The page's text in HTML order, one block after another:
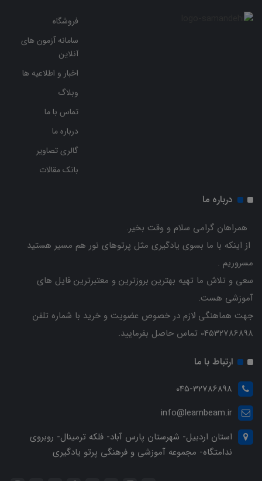
فروشگاه
سامانه آزمون های
آنلاین
اخبار و اطلاعیه ها
وبلاگ
تماس با ما
درباره ما
گالری تصاویر
بانک مقالات
درباره ما
همراهان گرامی سلام و وقت بخیر.
از اینکه با ما بسوی یادگیری مثل پرتوهای نور هم مسیر هستید
مسروریم .
سعی و تلاش ما تهیه بهترین بروزترین و معتبرترین فایل های
آموزشی هست.
جهت هماهنگی لازم در خصوص عضویت و خرید با شماره تلفن
04532786898 تماس حاصل بفرمایید.
ارتباط با ما
045-32786898
info@learnbeam.ir
استان اردبیل- شهرستان پارس آباد- فلکه ترمینال- روبروی
ندامتگاه- مجموعه آموزشی و فرهنگی پرتو یادگیری